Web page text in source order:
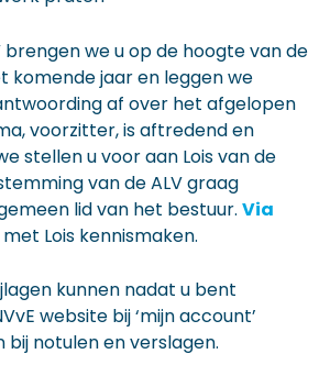
brengen we u op de hoogte van de
komende jaar en leggen we
af over het afgelopen
voorzitter, is aftredend en
stellen u voor aan Lois van de
van de ALV graag
lid van het bestuur. Via
Lois kennismaken.
kunnen nadat u bent
website bij ‘mijn account’
bij notulen en verslagen.